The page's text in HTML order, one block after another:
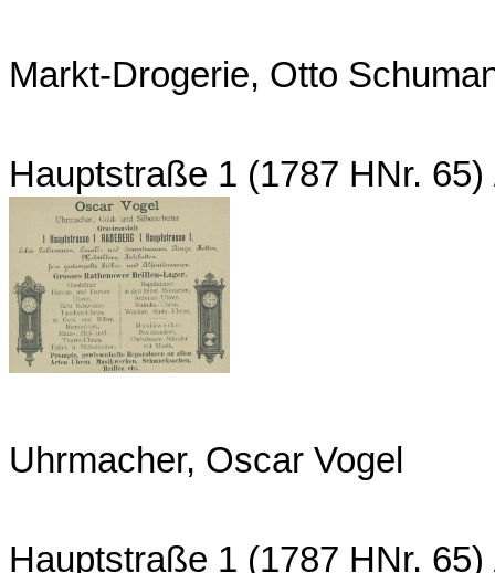
Markt-Drogerie, Otto
Hauptstraße 1 (1787 HNr.
Uhrmacher, Oscar Vogel
Hauptstraße 1 (1787 HNr.